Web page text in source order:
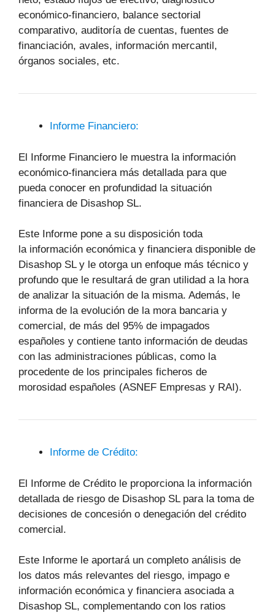
económico-financiero, balance sectorial
comparativo, auditoría de cuentas, fuentes de
financiación, avales, información mercantil,
órganos sociales, etc.
Informe Financiero:
El Informe Financiero le muestra la información
económico-financiera más detallada para que
pueda conocer en profundidad la situación
financiera de Disashop SL.
Este Informe pone a su disposición toda
la información económica y financiera disponible de
Disashop SL y le otorga un enfoque más técnico y
profundo que le resultará de gran utilidad a la hora
de analizar la situación de la misma. Además, le
informa de la evolución de la mora bancaria y
comercial, de más del 95% de impagados
españoles y contiene tanto información de deudas
con las administraciones públicas, como la
procedente de los principales ficheros de
morosidad españoles (ASNEF Empresas y RAI).
Informe de Crédito:
El Informe de Crédito le proporciona la información
detallada de riesgo de Disashop SL para la toma de
decisiones de concesión o denegación del crédito
comercial.
Este Informe le aportará un completo análisis de
los datos más relevantes del riesgo, impago e
información económica y financiera asociada a
Disashop SL, complementando con los ratios